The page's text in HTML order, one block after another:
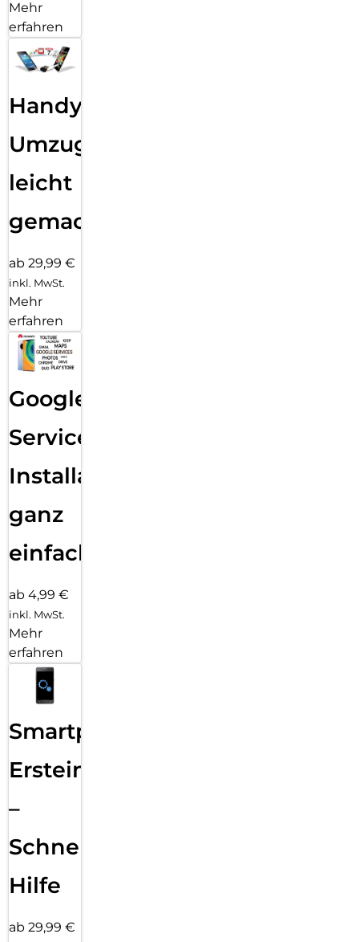
Mehr
erfahren
Handy
Umzug
leicht
gemacht!
ab 29,99 €
inkl. MwSt.
Mehr
erfahren
Google
Services
Installation
ganz
einfach
ab 4,99 €
inkl. MwSt.
Mehr
erfahren
Smartphone
Ersteinrichtung
–
Schnelle
Hilfe
ab 29,99 €